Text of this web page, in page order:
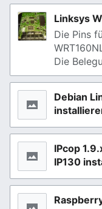
Linksys
Die Pins
Die
Debian
IPcop
IP130